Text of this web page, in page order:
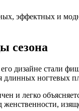
эффектных и
сезона
дизайне стали
длинных ногтевых
и легко